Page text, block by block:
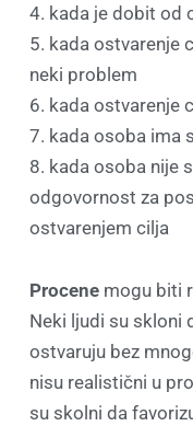
4. kada je dobit od
5. kada ostvarenje
neki problem
6. kada ostvarenje
7. kada osoba ima
8. kada osoba nije
odgovornost za
ostvarenjem cilja
Procene mogu biti
Neki ljudi su skloni
ostvaruju bez
nisu realistični u
su skolni da